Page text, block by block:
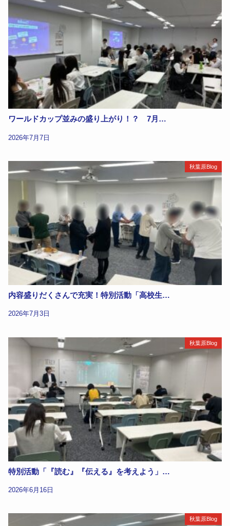
ワールドカップ並みの盛り上がり！？ 7月…
2026年7月7日
秋葉原Blog
内容盛りだくさんで充実！特別活動「高校生…
2026年7月3日
秋葉原Blog
特別活動「『読む』『伝える』を考えよう」…
2026年6月16日
秋葉原Blog